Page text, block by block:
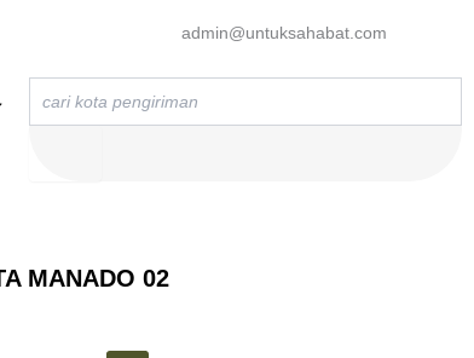
admin@untuksahabat.com
MANADO 02